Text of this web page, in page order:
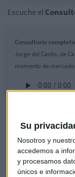
Su
Nosotros y
accedemos a
y procesamos
únicos e
Escuche el
Consultorio
Jorge del Canto, de
momento de
Valores
BBVAencabeza las
Acciona, que se
Del lado contrario
Redeiacae un